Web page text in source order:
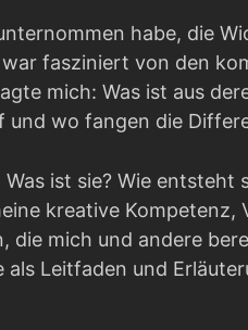
habe, die
fasziniert von den
mich: Was ist aus
wo fangen die
ist sie? Wie
kreative
mich und andere
Leitfaden und